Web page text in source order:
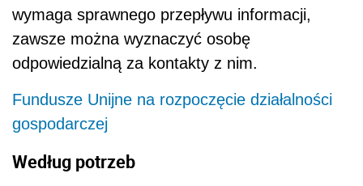
wymaga sprawnego przepływu informacji,
zawsze można wyznaczyć osobę
odpowiedzialną za kontakty z nim.
Fundusze Unijne na rozpoczęcie działalności
gospodarczej
Według potrzeb